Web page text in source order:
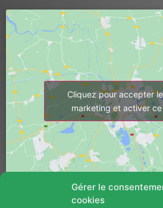
Gérer le
cookies
Cliquez pour accepter
marketing et activer